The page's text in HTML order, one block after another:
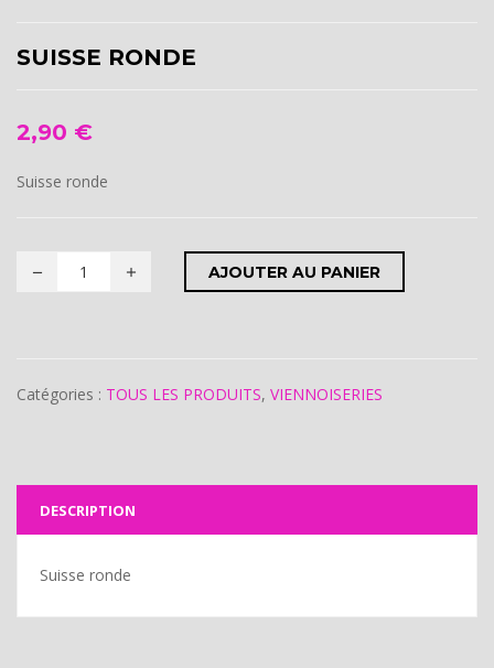
SUISSE RONDE
2,90 €
Suisse ronde
AJOUTER AU PANIER
Catégories : TOUS LES PRODUITS, VIENNOISERIES
DESCRIPTION
Suisse ronde